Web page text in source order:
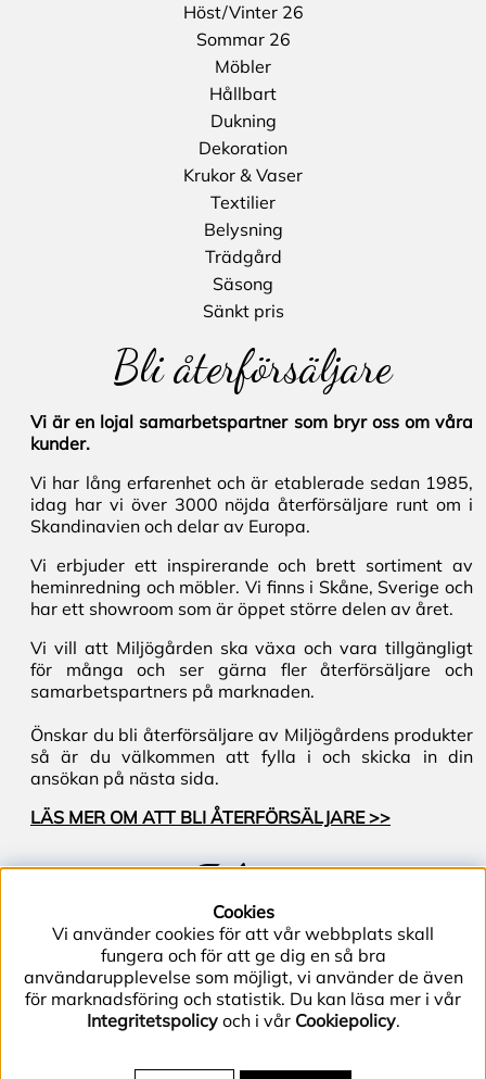
Höst/Vinter 26
Sommar 26
Möbler
Hållbart
Dukning
Dekoration
Krukor & Vaser
Textilier
Belysning
Trädgård
Säsong
Sänkt pris
Bli återförsäljare
Vi är en lojal samarbetspartner som bryr oss om våra
kunder.
Vi har lång erfarenhet och är etablerade sedan 1985,
idag har vi över 3000 nöjda återförsäljare runt om i
Skandinavien och delar av Europa.
Vi erbjuder ett inspirerande och brett sortiment av
heminredning och möbler. Vi finns i Skåne, Sverige och
har ett showroom som är öppet större delen av året.
Vi vill att Miljögården ska växa och vara tillgängligt
för många och ser gärna fler återförsäljare och
samarbetspartners på marknaden.
Önskar du bli återförsäljare av Miljögårdens produkter
så är du välkommen att fylla i och skicka in din
ansökan på nästa sida.
LÄS MER OM ATT BLI ÅTERFÖRSÄLJARE >>
Följ oss
Telefon (+46) 40–40 86 40 | E-post
Cookies
Vi använder cookies för att vår webbplats skall
fungera och för att ge dig en så bra
användarupplevelse som möjligt, vi använder de även
för marknadsföring och statistik. Du kan läsa mer i vår
Integritetspolicyoch i vår Cookiepolicy.